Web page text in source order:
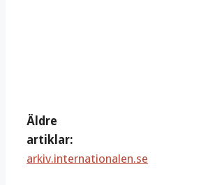
Äldre
artiklar:
arkiv.internationalen.se